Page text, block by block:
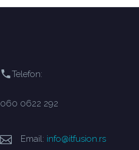
Telefon:
060 0622 292
Email: info@itfusion.rs